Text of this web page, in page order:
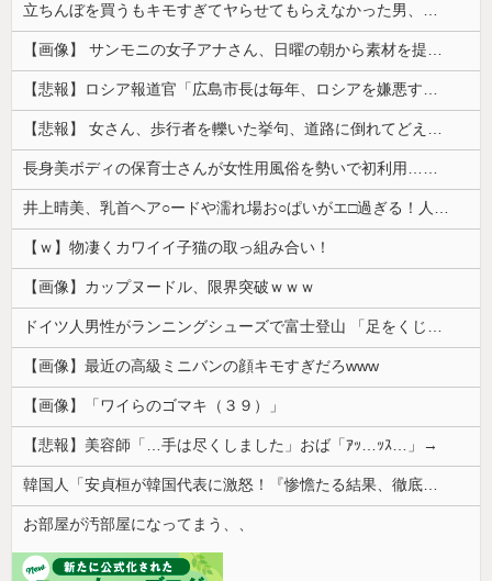
立ちんぼを買うもキモすぎてヤらせてもらえなかった男、代わりの足コキでまさかの大量身寸米青ｗｗｗ
【画像】 サンモニの女子アナさん、日曜の朝から素材を提供してしまう
【悲報】ロシア報道官「広島市長は毎年、ロシアを嫌悪する『偽りの呪文』を繰り返し、日本人をゾンビ化させている」と主張
【悲報】 女さん、歩行者を轢いた挙句、道路に倒れてどえらいことになってしまうw w w w w w w
長身美ボディの保育士さんが女性用風俗を勢いで初利用…子供に絶対見せられないメスの顔でイキまくり。
井上晴美、乳首ヘア○ードや濡れ場お○ぱいがエ□過ぎる！人生最後のラスト写真集、最高！！
【ｗ】物凄くカワイイ子猫の取っ組み合い！
【画像】カップヌードル、限界突破ｗｗｗ
ドイツ人男性がランニングシューズで富士登山 「足をくじいて動けない」
【画像】最近の高級ミニバンの顔キモすぎだろwww
【画像】「ワイらのゴマキ（３９）」
【悲報】美容師「…手は尽くしました」おば「ｱｯ…ｯｽ…」→
韓国人「安貞桓が韓国代表に激怒！『惨憺たる結果、徹底的な刷新が必要だ』と監督や協会を痛烈批判」
お部屋が汚部屋になってまう、、